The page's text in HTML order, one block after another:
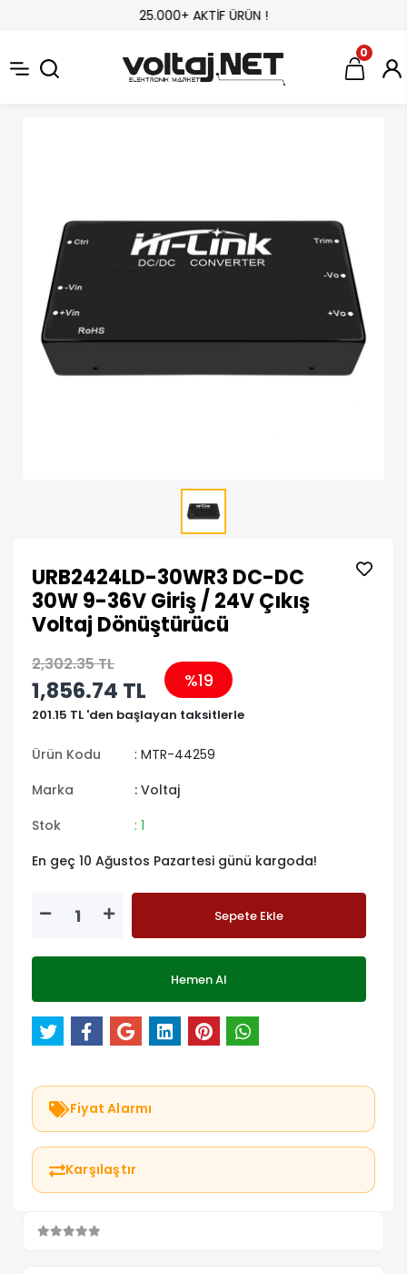
25.000+ AKTİF ÜRÜN !
0
URB2424LD-30WR3 DC-DC
30W 9-36V Giriş / 24V Çıkış
Voltaj Dönüştürücü
2,302.35 TL
1,856.74 TL %19
201.15 TL 'den başlayan taksitlerle
Ürün Kodu
: MTR-44259
Marka
: Voltaj
Stok
: 1
En geç 10 Ağustos Pazartesi günü kargoda!
Sepete Ekle
Hemen Al
Fiyat Alarmı
Karşılaştır